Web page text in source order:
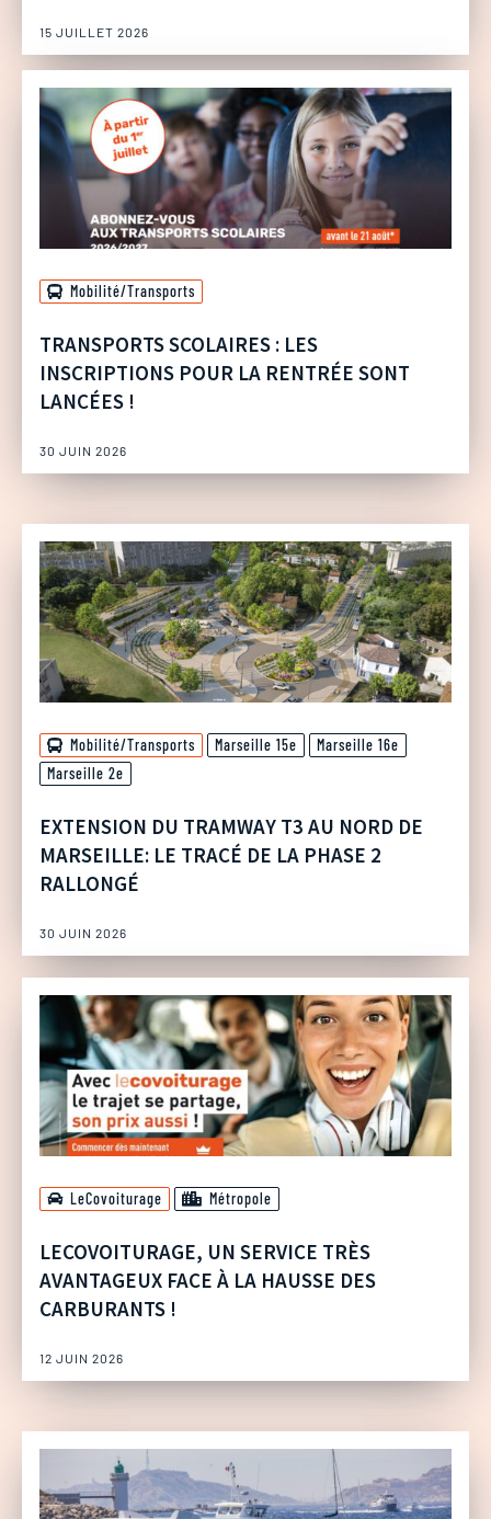
15 JUILLET 2026
Mobilité/Transports
TRANSPORTS SCOLAIRES : LES
INSCRIPTIONS POUR LA RENTRÉE SONT
LANCÉES !
30 JUIN 2026
Mobilité/Transports Marseille 15e
Marseille 16e
Marseille 2e
EXTENSION DU TRAMWAY T3 AU NORD DE
MARSEILLE: LE TRACÉ DE LA PHASE 2
RALLONGÉ
30 JUIN 2026
LeCovoiturage Métropole
LECOVOITURAGE, UN SERVICE TRÈS
AVANTAGEUX FACE À LA HAUSSE DES
CARBURANTS !
12 JUIN 2026